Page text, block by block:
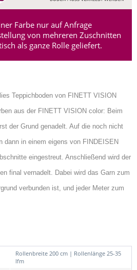
Farbe nur auf Anfrage
von mehreren Zuschnitten
als ganze Rolle geliefert.
Teppichboden von FINETT VISION
aus der FINETT VISION color: Beim
der Grund genadelt. Auf die noch nicht
dann in einem eigens von FINDEISEN
eingestreut. Anschließend wird der
final vernadelt. Dabei wird das Garn zum
verbunden ist, und jeder Meter zum
Rollenbreite 200 cm | Rollenlänge 25-35
lfm